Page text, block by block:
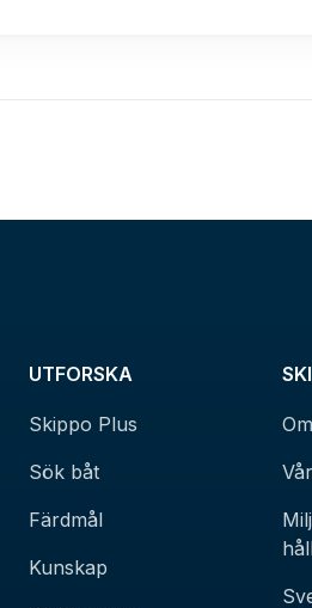
UTFORSKA
Skippo Plus
Sök båt
Färdmål
Kunskap